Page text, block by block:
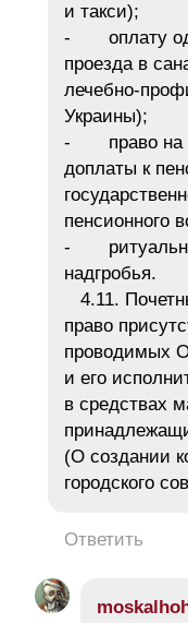
и такси);
- оплату
проезда в
лечебно-
Украины);
- право на
доплаты к
пенсионного
-
надгробья.
4.11.
право
проводимых
и его
в средствах
(О создании
городского
Ответить